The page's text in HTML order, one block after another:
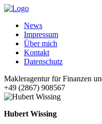
News
Impressum
Über mich
Kontakt
Datenschutz
Makleragentur für Finanzen
+49 (2867) 908567
Hubert Wissing